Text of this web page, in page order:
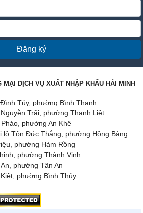
Đăng ký
MẠI DỊCH VỤ XUẤT NHẬP KHẨU HẢI MINH
Túy, phường Bình Thạnh
Trãi, phường Thanh Liệt
phường An Khê
lộ Tôn Đức Thắng, phường Hồng Bàng
phường Hàm Rồng
phường Thành Vinh
phường Tân An
phường Bình Thủy